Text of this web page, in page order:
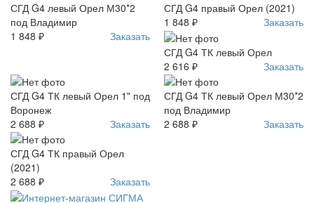
СГД G4 левый Орел М30*2
под Владимир
1 848 ₽
Заказать
СГД G4 правый Орел (2021)
1 848 ₽
Заказать
СГД G4 ТК левый Орел
2 616 ₽
Заказать
СГД G4 ТК левый Орел 1" под
Воронеж
2 688 ₽
Заказать
СГД G4 ТК левый Орел М30*2
под Владимир
2 688 ₽
Заказать
СГД G4 ТК правый Орел
(2021)
2 688 ₽
Заказать